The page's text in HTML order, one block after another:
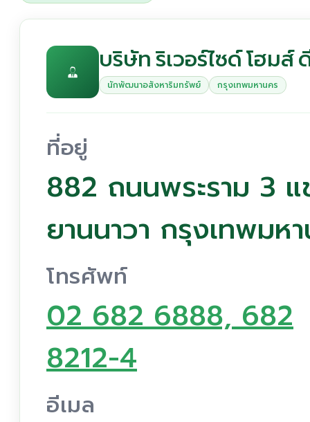
บริษัท ริเวอร์ไซด์ โฮมส์
นักพัฒนาอสังหาริมทรัพย์ กรุงเทพมหานคร
ที่อยู่
882 ถนนพระราม 3
ยานนาวา กรุงเทพมห
โทรศัพท์
02 682 6888, 682
8212-4
อีเมล